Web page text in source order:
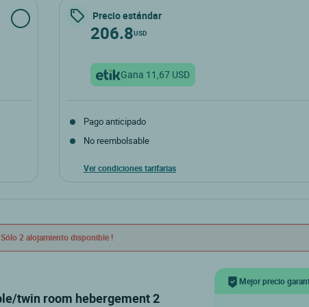
Precio estándar
206.8USD
Gana 11,67 USD
Pago anticipado
No reembolsable
Ver condiciones tarifarias
Sólo 2 alojamiento disponible !
Mejor precio